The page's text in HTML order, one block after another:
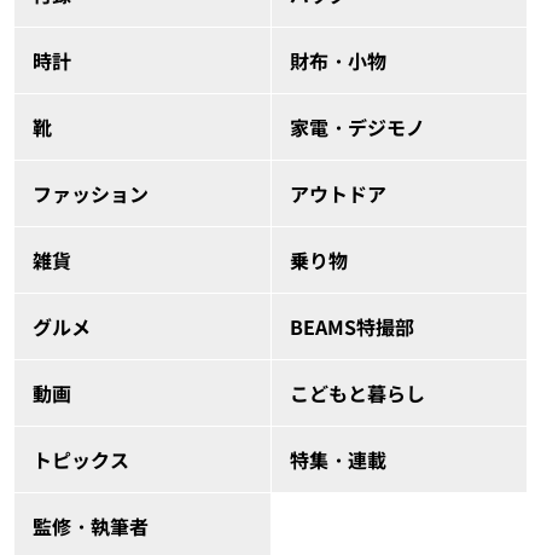
時計 財布・小物
靴 家電・デジモノ
ファッション アウトドア
雑貨 乗り物
グルメ BEAMS特撮部
動画 こどもと暮らし
トピックス 特集・連載
監修・執筆者